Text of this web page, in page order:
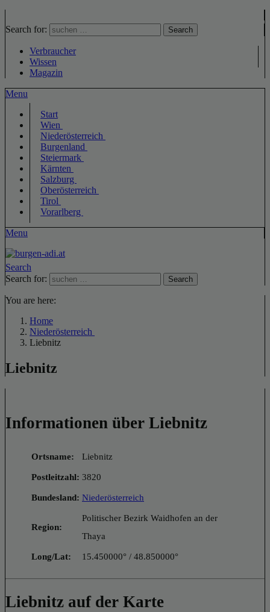
Search for: Search
Verbraucher
Wissen
Magazin
Menu
Start
Wien
Niederösterreich
Burgenland
Steiermark
Kärnten
Salzburg
Oberösterreich
Tirol
Vorarlberg
Menu
Search
Search for:
Search
You are here:
Home
Niederösterreich
Liebnitz
Liebnitz
Informationen über Liebnitz
Ortsname: Liebnitz
Postleitzahl: 3820
Bundesland: Niederösterreich
Region:
Politischer Bezirk Waidhofen an der
Thaya
Long/Lat: 15.450000° / 48.850000°
Liebnitz auf der Karte